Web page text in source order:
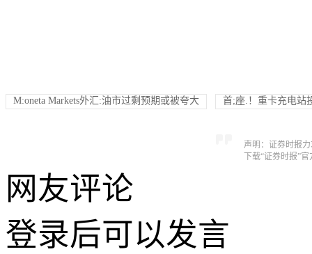
M:oneta Markets外汇:油市过剩预期或被夸大 首;座.！重卡充电站
声明：证券时报
下载“证券时报”
网友评论
登录后可以发言